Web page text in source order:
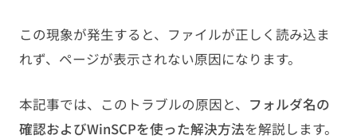
CMS
SEO
この現象が発生すると、ファイルが正しく読み込ま
れず、ページが表示されない原因になります。
本記事では、このトラブルの原因と、 フォルダ名の
確認およびWinSCPを使った解決方法を解説します。